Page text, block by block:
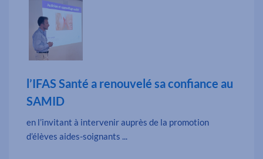
l’IFAS Santé a renouvelé sa confiance au
SAMID
en l’invitant à intervenir auprès de la promotion
d’élèves aides-soignants ...